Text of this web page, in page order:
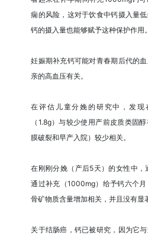
痫的风险，这对于饮食中钙摄入量
钙的摄入量也能够赋予这种保护作用。
妊娠期补充钙可能对青春期后代的
亲的高血压有关。
在评估儿童分娩的研究中，发
（1.8g）与较少使用产前皮质类固
膜破裂和早产入院）较少相关。
在刚刚分娩（产后5天）的女性中
通过补充（1000mg）给予钙六个
骨矿物质含量增加相关，并且没有显
关于结肠癌，钙已被研究，因为它